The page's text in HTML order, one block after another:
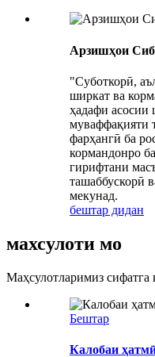
Арзишҳои
"Суботкорӣ,
ширкат ва
ҳадафи асосии
муваффақияти
фарҳангӣ ба
кормандонро
гирифтани
ташаббускорӣ
мекунад.
бештар дидан
махсулоти мо
Маҳсулотларимиз сифатга
Бештар
Калобаи